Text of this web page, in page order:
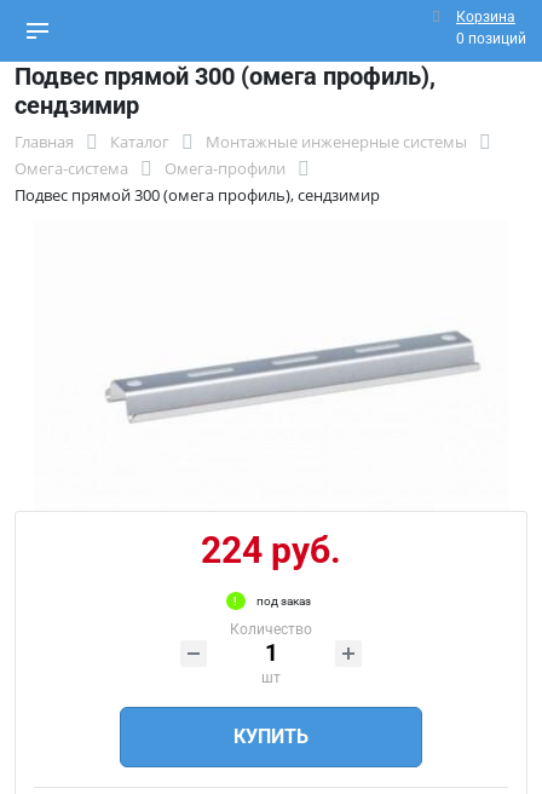
Корзина
0 позиций
Подвес прямой 300 (омега профиль),
сендзимир
Главная Каталог
Монтажные инженерные системы
Омега-система
Омега-профили
Подвес прямой 300 (омега профиль), сендзимир
224 руб.
под заказ
Количество
шт
КУПИТЬ